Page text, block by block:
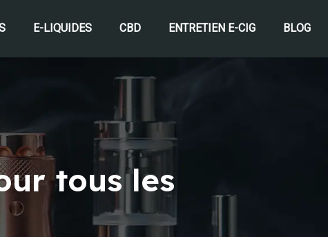
E-LIQUIDES CBD ENTRETIEN E-CIG BLOG
tous les